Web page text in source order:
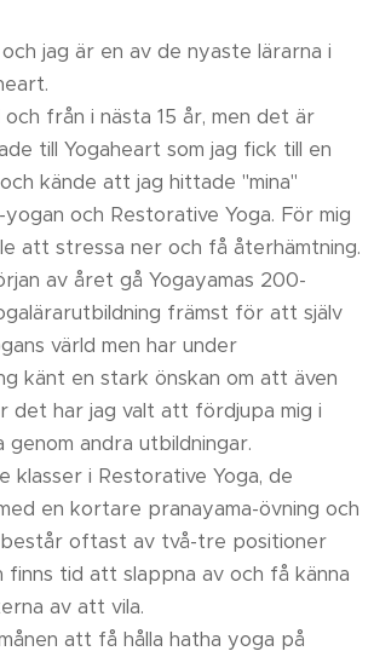
jag är en av de nyaste lärarna i
från i nästa 15 år, men det är
till Yogaheart som jag fick till en
kände att jag hittade "mina"
och Restorative Yoga. För mig
att stressa ner och få återhämtning.
av året gå Yogayamas 200-
främst för att själv
värld men har under
känt en stark önskan om att även
det har jag valt att fördjupa mig i
genom andra utbildningar.
klasser i Restorative Yoga, de
en kortare pranayama-övning och
oftast av två-tre positioner
tid att slappna av och få känna
av att vila.
att få hålla hatha yoga på